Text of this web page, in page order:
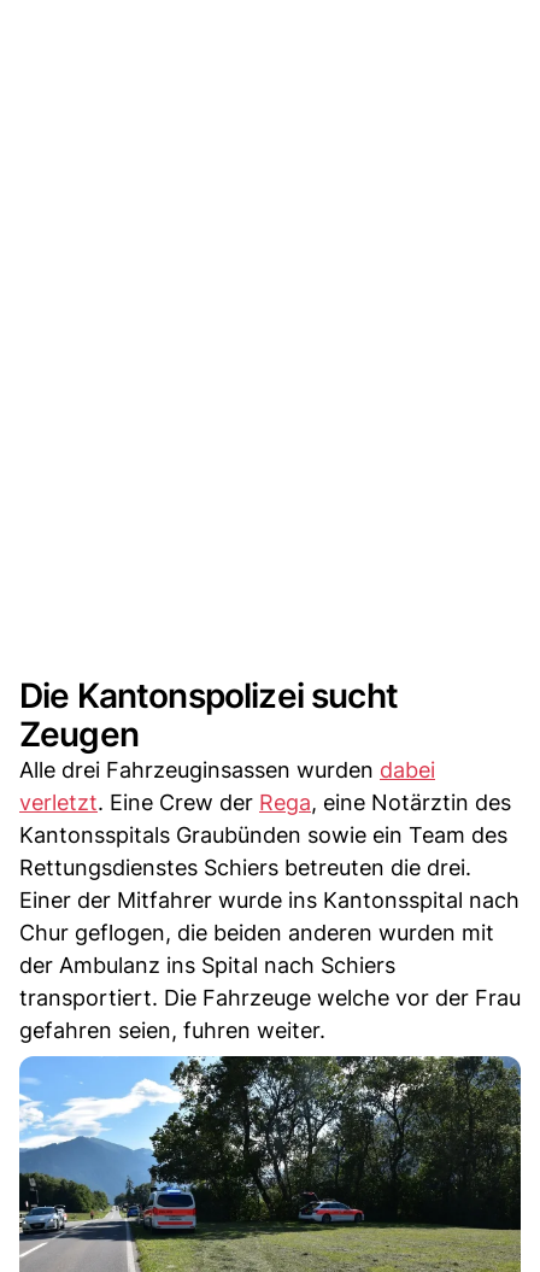
Die Kantonspolizei sucht
Zeugen
Alle drei Fahrzeuginsassen wurden dabei
verletzt. Eine Crew der Rega, eine Notärztin des
Kantonsspitals Graubünden sowie ein Team des
Rettungsdienstes Schiers betreuten die drei.
Einer der Mitfahrer wurde ins Kantonsspital nach
Chur geflogen, die beiden anderen wurden mit
der Ambulanz ins Spital nach Schiers
transportiert. Die Fahrzeuge welche vor der Frau
gefahren seien, fuhren weiter.